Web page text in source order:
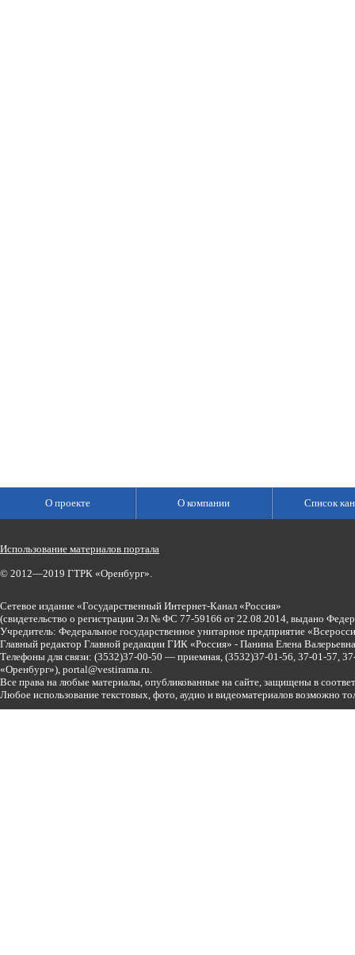
О проекте О компании Список
Использование материалов портала
© 2012—2019 ГТРК «Оренбург».
Сетевое издание «Государственный Интернет-Канал «Россия»
(свидетельство о регистрации Эл № ФС 77-59166 от 22.08.2014, выдано
Учредитель: Федеральное государственное унитарное предприятие
Главный редактор Главной редакции ГИК «Россия» - Панина Елена
Телефоны для связи: (3532)37-00-50 — приемная, (3532)37-01-56, 37-01-57,
«Оренбург»), portal@vestirama.ru.
Все права на любые материалы, опубликованные на сайте, защищены в
Любое использование текстовых, фото, аудио и видеоматериалов возможно